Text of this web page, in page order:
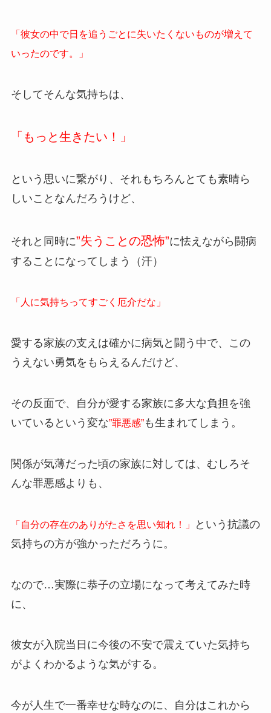
「彼女の中で日を追うごとに失いたくないものが増えて
いったのです。」
そしてそんな気持ちは、
「もっと生きたい！」
という思いに繋がり、それもちろんとても素晴ら
しいことなんだろうけど、
それと同時に”失うことの恐怖”に怯えながら闘病
することになってしまう（汗）
「人に気持ちってすごく厄介だな」
愛する家族の支えは確かに病気と闘う中で、この
うえない勇気をもらえるんだけど、
その反面で、自分が愛する家族に多大な負担を強
いているという変な”罪悪感”も生まれてしまう。
関係が気薄だった頃の家族に対しては、むしろそ
んな罪悪感よりも、
「自分の存在のありがたさを思い知れ！」
という抗議の
気持ちの方が強かっただろうに。
なので…実際に恭子の立場になって考えてみた時
に、
彼女が入院当日に今後の不安で震えていた気持ち
がよくわかるような気がする。
今が人生で一番幸せな時なのに、自分はこれから